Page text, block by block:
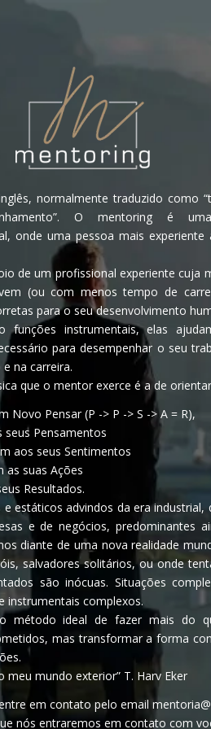
normalmente traduzido como
O mentoring é
onde uma pessoa mais
de um profissional experiente cuja
(ou com menos tempo de
para o seu desenvolvimento
funções instrumentais, elas
para desempenhar o seu
na carreira.
que o mentor exerce é a de
Novo Pensar (P -> P -> S -> A = R),
seus Pensamentos
aos seus Sentimentos
as suas Ações
Resultados.
estáticos advindos da era industrial,
e de negócios, predominantes
diante de uma nova realidade
salvadores solitários, ou onde
são inócuas. Situações
instrumentais complexos.
método ideal de fazer mais do
mas transformar a forma
meu mundo exterior” T. Harv Eker
em contato pelo email
nós entraremos em contato com